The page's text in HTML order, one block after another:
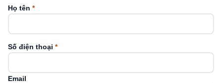
Họ tên *
Số điện thoại *
Email